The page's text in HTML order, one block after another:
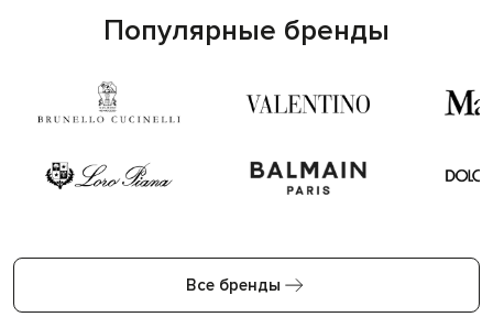
Популярные бренды
Все бренды